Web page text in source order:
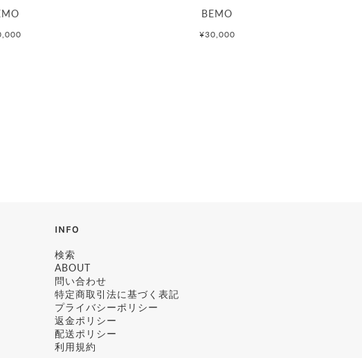
BEMO
¥30,000
INFO
検索
ABOUT
問い合わせ
特定商取引法に基づく表記
プライバシーポリシー
返金ポリシー
配送ポリシー
利用規約